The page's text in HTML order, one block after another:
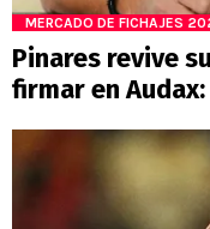
MERCADO DE FICHAJES
Pinares revive
firmar en